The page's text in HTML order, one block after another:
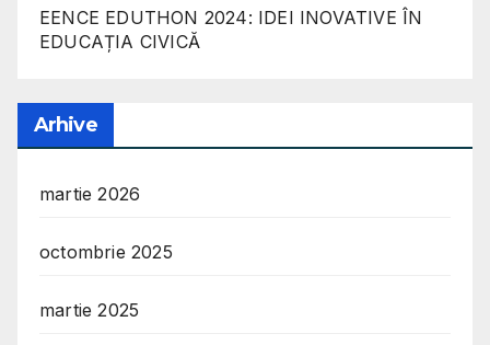
EENCE EDUTHON 2024: IDEI INOVATIVE ÎN
EDUCAȚIA CIVICĂ
Arhive
martie 2026
octombrie 2025
martie 2025